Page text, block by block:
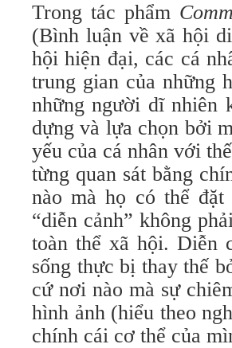
Trong tác phẩm
(Bình luận về xã hội
hội hiện đại, các cá
trung gian của những
những người dĩ nhiên
dựng và lựa chọn bởi
yếu của cá nhân với
từng quan sát bằng
nào mà họ có thể
“diễn cảnh” không
toàn thể xã hội. Diễn
sống thực bị thay thế
cứ nơi nào mà sự
hình ảnh (hiểu theo
chính cái cơ thể của